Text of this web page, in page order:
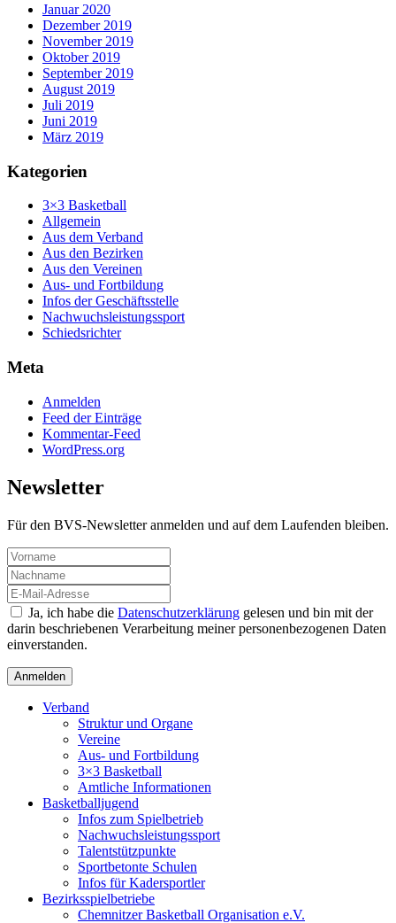
Januar 2020
Dezember 2019
November 2019
Oktober 2019
September 2019
August 2019
Juli 2019
Juni 2019
März 2019
Kategorien
3×3 Basketball
Allgemein
Aus dem Verband
Aus den Bezirken
Aus den Vereinen
Aus- und Fortbildung
Infos der Geschäftsstelle
Nachwuchsleistungssport
Schiedsrichter
Meta
Anmelden
Feed der Einträge
Kommentar-Feed
WordPress.org
Newsletter
Für den BVS-Newsletter anmelden und auf dem Laufenden bleiben.
Ja, ich habe die Datenschutzerklärung gelesen und bin mit der
darin beschriebenen Verarbeitung meiner personenbezogenen Daten
einverstanden.
Verband
Struktur und Organe
Vereine
Aus- und Fortbildung
3×3 Basketball
Amtliche Informationen
Basketballjugend
Infos zum Spielbetrieb
Nachwuchsleistungssport
Talentstützpunkte
Sportbetonte Schulen
Infos für Kadersportler
Bezirksspielbetriebe
Chemnitzer Basketball Organisation e.V.